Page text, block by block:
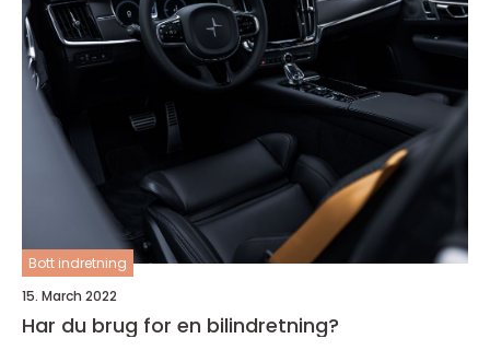
Bott indretning
15. March 2022
Har du brug for en bilindretning?